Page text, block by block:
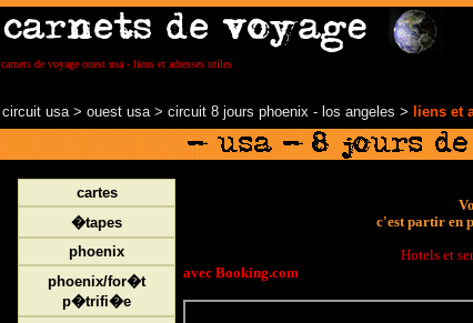
carnets de voyage ouest usa - liens et adresses utiles
circuit usa> ouest usa> circuit 8 jours phoenix - los angeles > liens et
cartes
�tapes
phoenix
phoenix/for�t
p�trifi�e
c'est partir en
Hotels et
avec Booking.com